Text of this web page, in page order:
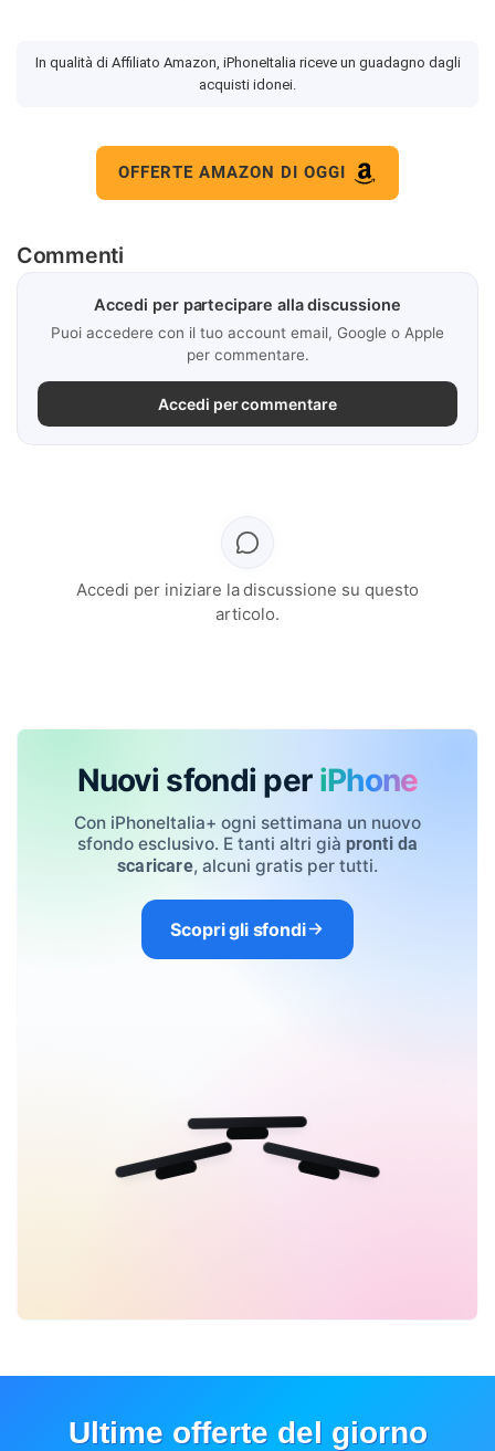
In qualità di Affiliato Amazon, iPhoneItalia riceve un guadagno dagli
acquisti idonei.
OFFERTE AMAZON DI OGGI
Commenti
Accedi per partecipare alla discussione
Puoi accedere con il tuo account email, Google o Apple
per commentare.
Accedi per commentare
Accedi per iniziare la discussione su questo
articolo.
Nuovi sfondi per iPhone
Con iPhoneItalia+ ogni settimana un nuovo
sfondo esclusivo. E tanti altri già pronti da
scaricare, alcuni gratis per tutti.
Scopri gli sfondi
Ultime offerte del giorno